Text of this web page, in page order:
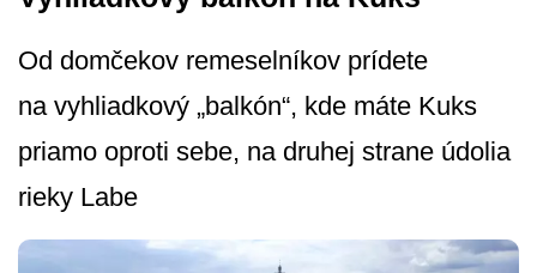
Od domčekov remeselníkov prídete
na vyhliadkový „balkón“, kde máte Kuks
priamo oproti sebe, na druhej strane údolia
rieky Labe